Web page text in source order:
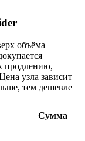
объёма
продлению,
узла зависит
тем дешевле
Сумма